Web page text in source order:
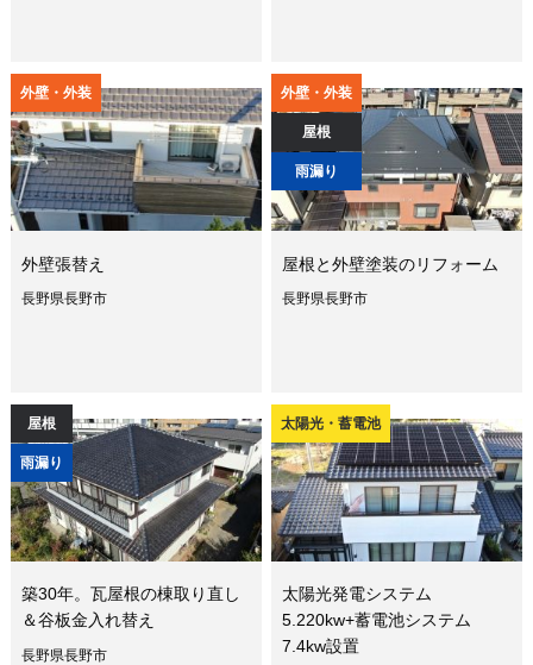
外壁・外装
外壁張替え
長野県長野市
外壁・外装
屋根
雨漏り
屋根と外壁塗装のリフォーム
長野県長野市
屋根
雨漏り
築30年。瓦屋根の棟取り直し
＆谷板金入れ替え
長野県長野市
太陽光・蓄電池
太陽光発電システム
5.220kw+蓄電池システム
7.4kw設置